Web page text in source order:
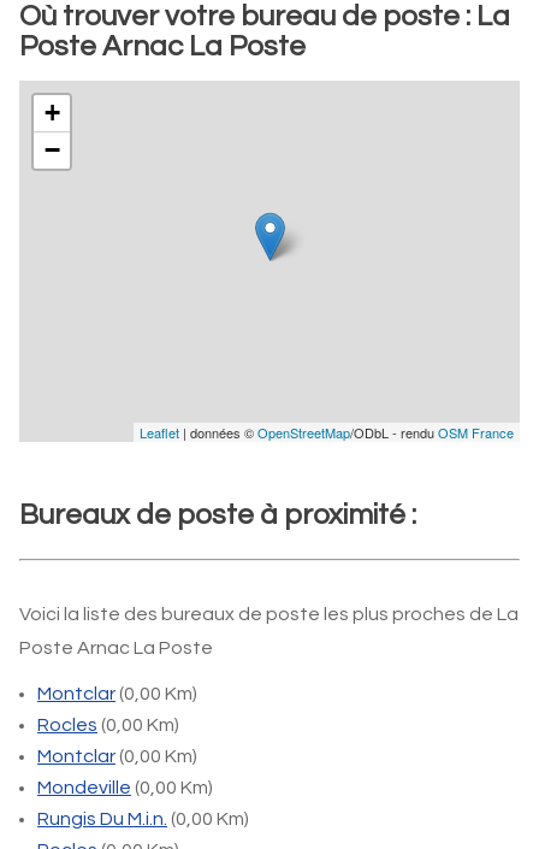
Où trouver votre bureau de poste : La
Poste Arnac La Poste
+
−
Leaflet | données ©OpenStreetMap/ODbL - renduOSM France
Bureaux de poste à proximité :
Voici la liste des bureaux de poste les plus proches de La
Poste Arnac La Poste
Montclar(0,00 Km)
Rocles (0,00 Km)
Montclar(0,00 Km)
Mondeville (0,00 Km)
Rungis Du M.i.n. (0,00 Km)